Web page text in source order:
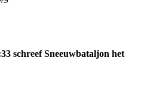
schreef Sneeuwbataljon het